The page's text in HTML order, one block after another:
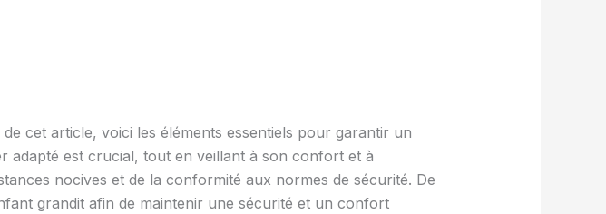
cet article, voici les éléments essentiels pour garantir un
adapté est crucial, tout en veillant à son confort et à
nocives et de la conformité aux normes de sécurité. De
grandit afin de maintenir une sécurité et un confort